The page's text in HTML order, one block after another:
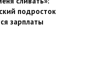
подросток
зарплаты